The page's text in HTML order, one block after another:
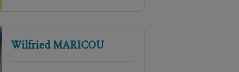
Wilfried MARICOU